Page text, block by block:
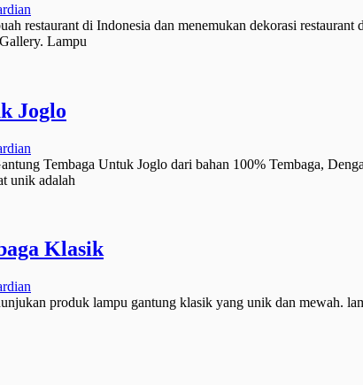
restaurant di Indonesia dan menemukan dekorasi
Lampu
Joglo
Tembaga Untuk Joglo dari bahan 100% Tembaga,
unik adalah
Klasik
produk lampu gantung klasik yang unik dan mewah.